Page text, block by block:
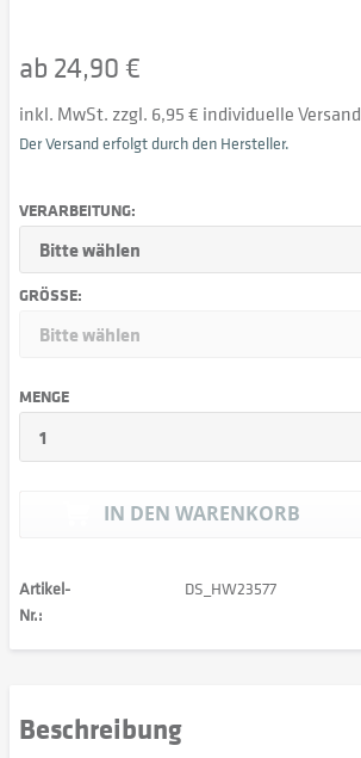
ab 24,90 €
inkl. MwSt. zzgl. 6,95 € individuelle
Der Versand erfolgt durch den Hersteller.
VERARBEITUNG:
GRÖSSE:
MENGE
IN DEN WARENKORB
Artikel-
Nr.:
DS_HW23577
Beschreibung